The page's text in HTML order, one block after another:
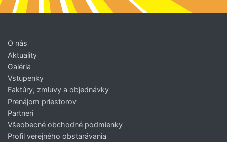
O nás
Aktuality
Galéria
Vstupenky
Faktúry, zmluvy a objednávky
Prenájom priestorov
Partneri
Všeobecné obchodné podmienky
Profil verejného obstarávania